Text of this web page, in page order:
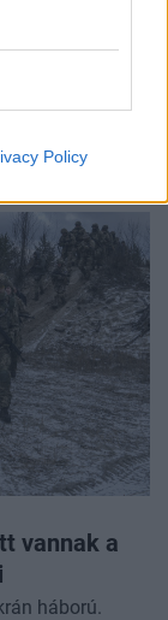
Policy
szóvivője
"szabadon
A szóvivő
vannak a
háború.